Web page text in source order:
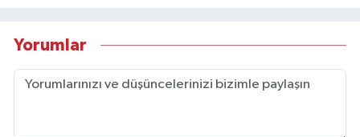
Yorumlar